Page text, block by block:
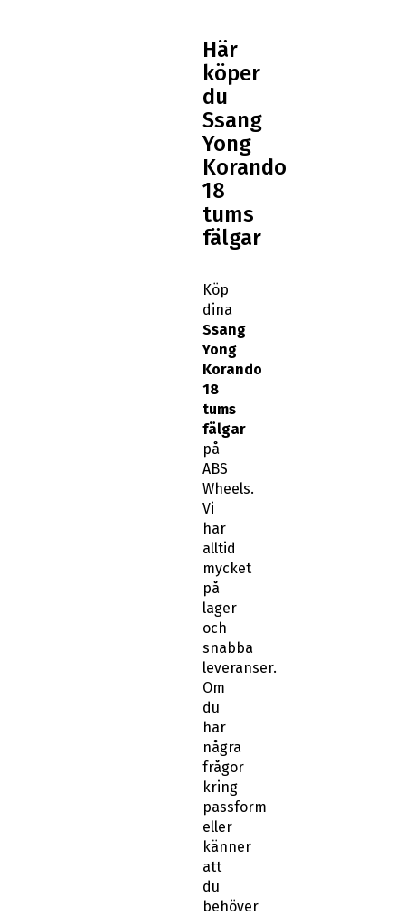
Här
köper
du
Ssang
Yong
Korando
18
tums
fälgar
Köp
dina
Ssang
Yong
Korando
18
tums
fälgar
på
ABS
Wheels.
Vi
har
alltid
mycket
på
lager
och
snabba
leveranser.
Om
du
har
några
frågor
kring
passform
eller
känner
att
du
behöver